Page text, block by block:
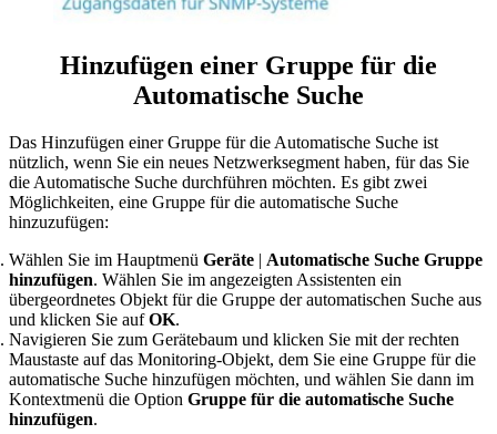
Hinzufügen einer Gruppe für die
Automatische Suche
Das Hinzufügen einer Gruppe für die Automatische Suche ist
nützlich, wenn Sie ein neues Netzwerksegment haben, für das Sie
die Automatische Suche durchführen möchten. Es gibt zwei
Möglichkeiten, eine Gruppe für die automatische Suche
hinzuzufügen:
Wählen Sie im Hauptmenü Geräte | Automatische Suche Gruppe
hinzufügen. Wählen Sie im angezeigten Assistenten ein
übergeordnetes Objekt für die Gruppe der automatischen Suche aus
und klicken Sie aufOK.
Navigieren Sie zum Gerätebaum und klicken Sie mit der rechten
Maustaste auf das Monitoring-Objekt, dem Sie eine Gruppe für die
automatische Suche hinzufügen möchten, und wählen Sie dann im
Kontextmenü die Option Gruppe für die automatische Suche
hinzufügen.